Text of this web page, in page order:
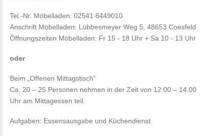
Tel.-Nr. Möbelladen: 02541 8449010
Anschrift Möbelladen: Lübbesmeyer Weg 5, 48653 Coesfeld
Öffnungszeiten Möbelladen: Fr 15 - 18 Uhr + Sa 10 - 13 Uhr
oder
Beim „Offenen Mittagstisch“
Ca. 20 – 25 Personen nehmen in der Zeit von 12.00 – 14.00
Uhr am Mittagessen teil.
Aufgaben: Essensausgabe und Küchendienst